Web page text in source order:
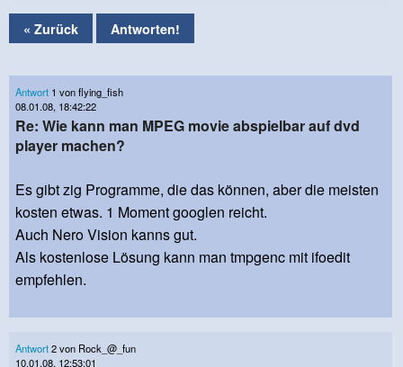
« Zurück Antworten!
Antwort 1 von flying_fish
08.01.08, 18:42:22
Re: Wie kann man MPEG movie abspielbar auf dvd
player machen?
Es gibt zig Programme, die das können, aber die meisten
kosten etwas. 1 Moment googlen reicht.
Auch Nero Vision kanns gut.
Als kostenlose Lösung kann man tmpgenc mit ifoedit
empfehlen.
Antwort2 von Rock_@_fun
10.01.08, 12:53:01